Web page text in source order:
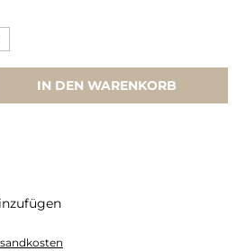
IN DEN WARENKORB